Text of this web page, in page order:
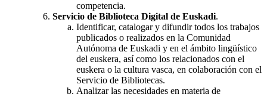
competencia.
Servicio de Biblioteca Digital de Euskadi.
Identificar, catalogar y difundir todos los trabajos
publicados o realizados en la Comunidad
Autónoma de Euskadi y en el ámbito lingüístico
del euskera, así como los relacionados con el
euskera o la cultura vasca, en colaboración con el
Servicio de Bibliotecas.
Analizar las necesidades en materia de